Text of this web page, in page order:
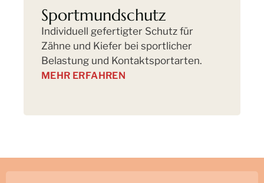
Sportmundschutz
Individuell gefertigter Schutz für
Zähne und Kiefer bei sportlicher
Belastung und Kontaktsportarten.
MEHR ERFAHREN